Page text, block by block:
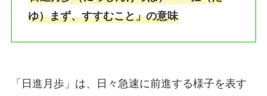
ゆ）まず、すすむこと」の意味
「日進月歩」は、日々急速に前進する様子を表す